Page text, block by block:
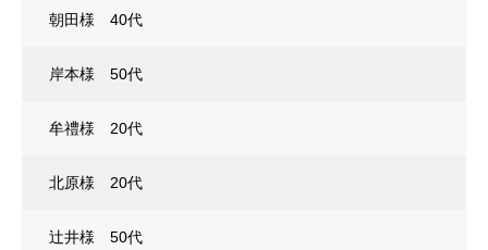
朝田様 40代
岸本様 50代
牟禮様 20代
北原様 20代
辻井様 50代